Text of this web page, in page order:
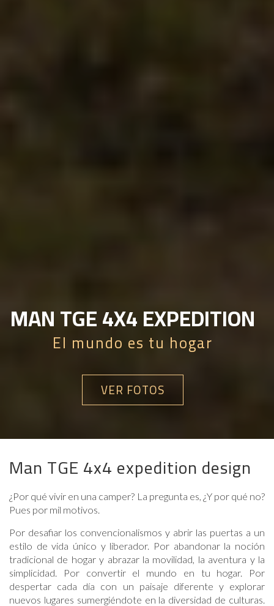
MAN TGE 4X4 EXPEDITION
El mundo es tu hogar
VER FOTOS
Man TGE 4x4 expedition design
¿Por qué vivir en una camper? La pregunta es, ¿Y por qué no?
Pues por mil motivos.
Por desafiar los convencionalismos y abrir las puertas a un
estilo de vida único y liberador. Por abandonar la noción
tradicional de hogar y abrazar la movilidad, la aventura y la
simplicidad. Por convertir el mundo en tu hogar. Por
despertar cada día con un paisaje diferente y explorar
nuevos lugares sumergiéndote en la diversidad de culturas.